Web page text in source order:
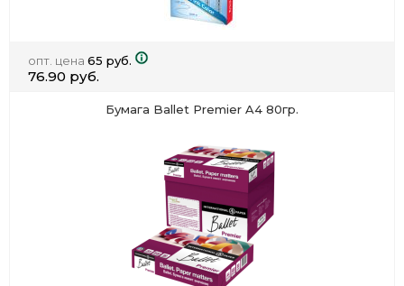
опт. цена 65 руб.
76.90 руб.
Бумага Ballet Premier A4 80гр.